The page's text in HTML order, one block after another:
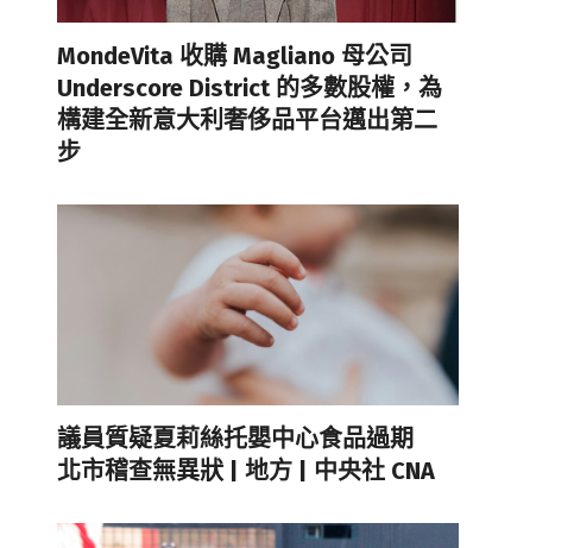
MondeVita 收購 Magliano 母公司
Underscore District 的多數股權，為
構建全新意大利奢侈品平台邁出第二
步
議員質疑夏莉絲托嬰中心食品過期
北市稽查無異狀 | 地方 | 中央社 CNA